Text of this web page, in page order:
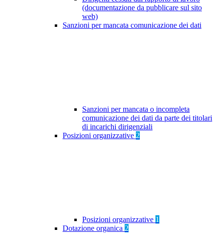
(documentazione da pubblicare sul sito
web)
Sanzioni per mancata comunicazione dei dati
Sanzioni per mancata o incompleta
comunicazione dei dati da parte dei titolari
di incarichi dirigenziali
Posizioni organizzative 2
Posizioni organizzative 1
Dotazione organica 2